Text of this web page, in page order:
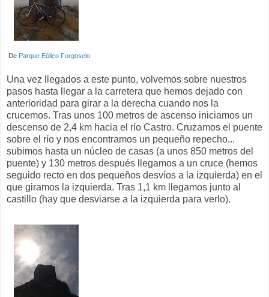
De Parque Eólico Forgoselo
Una vez llegados a este punto, volvemos sobre nuestros
pasos hasta llegar a la carretera que hemos dejado con
anterioridad para girar a la derecha cuando nos la
crucemos. Tras unos 100 metros de ascenso iniciamos un
descenso de 2,4 km hacia el río Castro. Cruzamos el puente
sobre el río y nos encontramos un pequeño repecho...
subimos hasta un núcleo de casas (a unos 850 metros del
puente) y 130 metros después llegamos a un cruce (hemos
seguido recto en dos pequeños desvíos a la izquierda) en el
que giramos la izquierda. Tras 1,1 km llegamos junto al
castillo (hay que desviarse a la izquierda para verlo).